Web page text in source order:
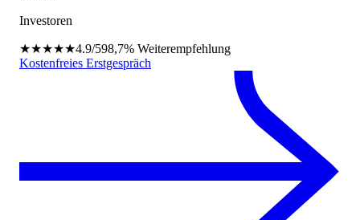
Investoren
★★★★★4.9/598,7% Weiterempfehlung
Kostenfreies Erstgespräch